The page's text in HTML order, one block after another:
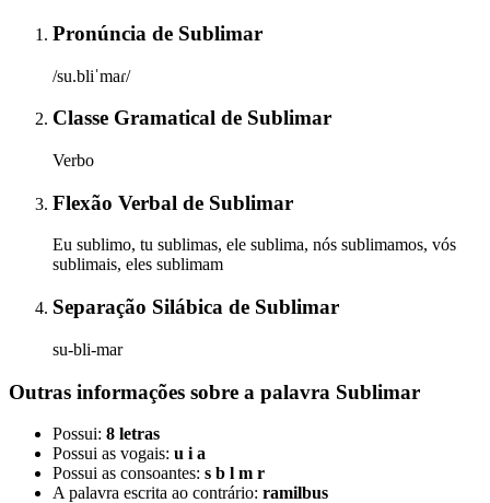
Pronúncia de Sublimar
/su.bliˈmaɾ/
Classe Gramatical de Sublimar
Verbo
Flexão Verbal de Sublimar
Eu sublimo, tu sublimas, ele sublima, nós sublimamos, vós
sublimais, eles sublimam
Separação Silábica de Sublimar
su-bli-mar
Outras informações sobre a palavra Sublimar
Possui: 8 letras
Possui as vogais: u i a
Possui as consoantes: s b l m r
A palavra escrita ao contrário: ramilbus